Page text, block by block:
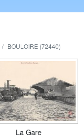
BOULOIRE (72440)
La Gare